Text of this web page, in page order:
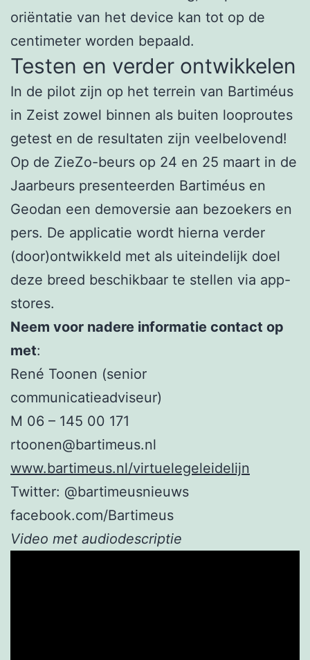
oriëntatie van het device kan tot op de
centimeter worden bepaald.
Testen en verder ontwikkelen
In de pilot zijn op het terrein van Bartiméus
in Zeist zowel binnen als buiten looproutes
getest en de resultaten zijn veelbelovend!
Op de ZieZo-beurs op 24 en 25 maart in de
Jaarbeurs presenteerden Bartiméus en
Geodan een demoversie aan bezoekers en
pers. De applicatie wordt hierna verder
(door)ontwikkeld met als uiteindelijk doel
deze breed beschikbaar te stellen via app-
stores.
Neem voor nadere informatie contact op
met:
René Toonen (senior
communicatieadviseur)
M 06 – 145 00 171
rtoonen@bartimeus.nl
www.bartimeus.nl/virtuelegeleidelijn
Twitter: @bartimeusnieuws
facebook.com/Bartimeus
Video met audiodescriptie